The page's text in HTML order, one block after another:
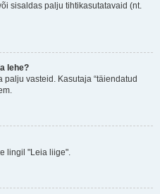
sisaldas palju tihtikasutatavaid (nt.
lehe?
vasteid. Kasutaja “täiendatud
lingil "Leia liige".